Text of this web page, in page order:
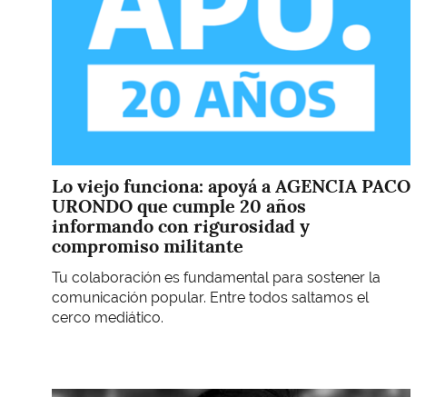
Lo viejo funciona: apoyá a AGENCIA PACO
URONDO que cumple 20 años
informando con rigurosidad y
compromiso militante
Tu colaboración es fundamental para sostener la
comunicación popular. Entre todos saltamos el
cerco mediático.